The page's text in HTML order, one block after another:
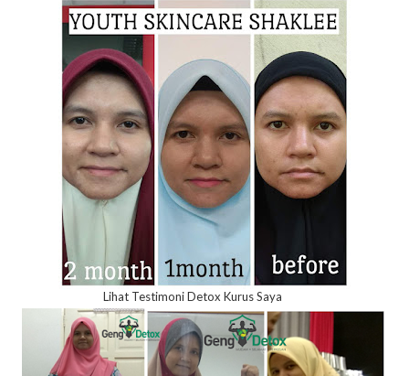
Lihat Testimoni Detox Kurus Saya